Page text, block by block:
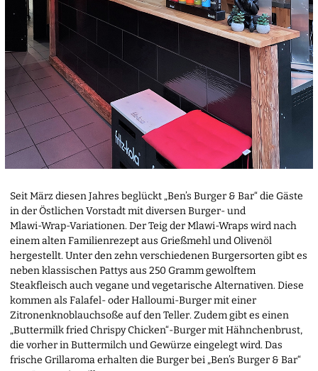
Seit März diesen Jahres beglückt „Ben’s Burger & Bar“ die Gäste
in der Östlichen Vorstadt mit diversen Burger- und
Mlawi-Wrap-Variationen. Der Teig der Mlawi-Wraps wird nach
einem alten Familienrezept aus Grießmehl und Olivenöl
hergestellt. Unter den zehn verschiedenen Burgersorten gibt es
neben klassischen Pattys aus 250 Gramm gewolftem
Steakfleisch auch vegane und vegetarische Alternativen. Diese
kommen als Falafel- oder Halloumi-Burger mit einer
Zitronenknoblauchsoße auf den Teller. Zudem gibt es einen
„Buttermilk fried Chrispy Chicken“-Burger mit Hähnchenbrust,
die vorher in Buttermilch und Gewürze eingelegt wird. Das
frische Grillaroma erhalten die Burger bei „Ben’s Burger & Bar“